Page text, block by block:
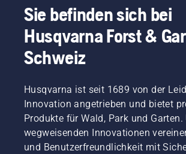
Sie befinden sich bei
Husqvarna Forst &
Schweiz
Husqvarna ist seit 1689 von der
Innovation angetrieben und bietet
Produkte für Wald, Park und Garten.
wegweisenden Innovationen
und Benutzerfreundlichkeit mit